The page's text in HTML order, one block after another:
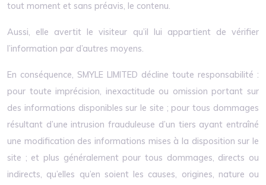
tout moment et sans préavis, le contenu.
Aussi, elle avertit le visiteur qu’il lui appartient de vérifier
l’information par d’autres moyens.
En conséquence, SMYLE LIMITED décline toute responsabilité :
pour toute imprécision, inexactitude ou omission portant sur
des informations disponibles sur le site ; pour tous dommages
résultant d’une intrusion frauduleuse d’un tiers ayant entraîné
une modification des informations mises à la disposition sur le
site ; et plus généralement pour tous dommages, directs ou
indirects, qu’elles qu’en soient les causes, origines, nature ou